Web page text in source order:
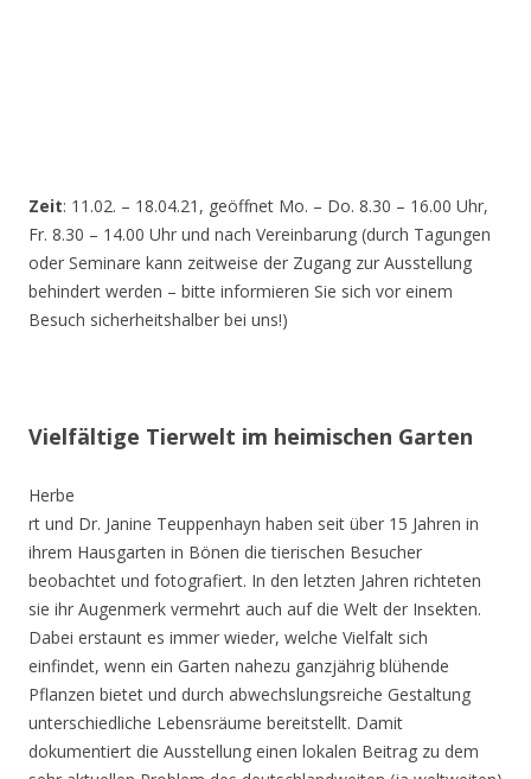
Zeit: 11.02. – 18.04.21, geöffnet Mo. – Do. 8.30 – 16.00 Uhr,
Fr. 8.30 – 14.00 Uhr und nach Vereinbarung (durch Tagungen
oder Seminare kann zeitweise der Zugang zur Ausstellung
behindert werden – bitte informieren Sie sich vor einem
Besuch sicherheitshalber bei uns!)
Vielfältige Tierwelt im heimischen Garten
Herbe
rt und Dr. Janine Teuppenhayn haben seit über 15 Jahren in
ihrem Hausgarten in Bönen die tierischen Besucher
beobachtet und fotografiert. In den letzten Jahren richteten
sie ihr Augenmerk vermehrt auch auf die Welt der Insekten.
Dabei erstaunt es immer wieder, welche Vielfalt sich
einfindet, wenn ein Garten nahezu ganzjährig blühende
Pflanzen bietet und durch abwechslungsreiche Gestaltung
unterschiedliche Lebensräume bereitstellt. Damit
dokumentiert die Ausstellung einen lokalen Beitrag zu dem